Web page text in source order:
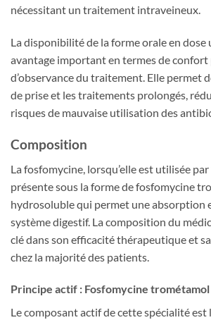
nécessitant un traitement intraveineux.
La disponibilité de la forme orale en
avantage important en termes de
d’observance du traitement. Elle permet
de prise et les traitements prolongés,
risques de mauvaise utilisation des
Composition
La fosfomycine, lorsqu’elle est utilisée
présente sous la forme de fosfomycine
hydrosoluble qui permet une absorption
système digestif. La composition du
clé dans son efficacité thérapeutique et
chez la majorité des patients.
Principe actif : Fosfomycine trométamol
Le composant actif de cette spécialité est